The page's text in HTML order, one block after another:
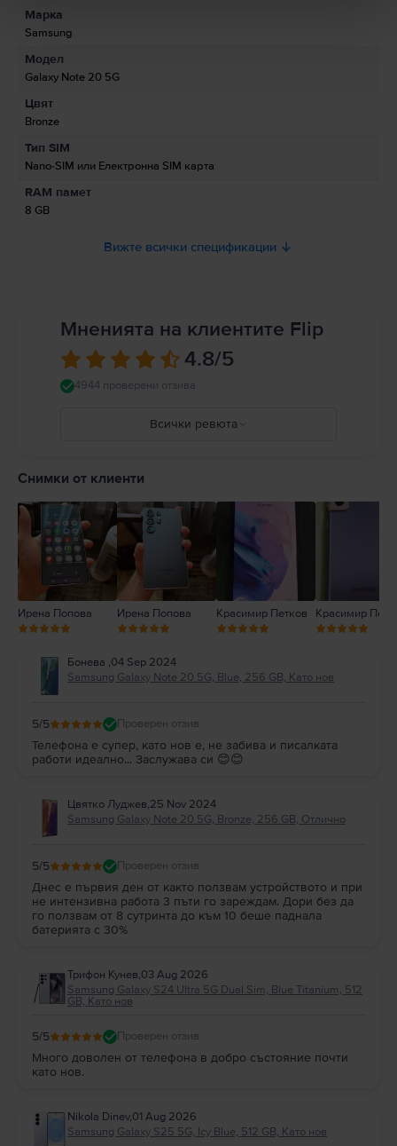
Информация за безопасност на продукта
Информация относно предупрежденията за безопасност
свързани с продукта.
Марка
Samsung
Модел
Galaxy Note 20 5G
Цвят
Bronze
Тип SIM
Nano-SIM или Електронна SIM карта
RAM памет
8 GB
Вижте всички спецификации
Мненията на клиентите Flip
4.8/5
4944 проверени отзива
Всички ревюта
2
Снимки от клиенти
Ирена Попова Ирена Попова Красимир Петков Красимир
Бонева ,04 Sep 2024
Samsung Galaxy Note 20 5G, Blue, 256 GB, Като нов
5/5 Проверен отзив
Телефона е супер, като нов е, не забива и писалката
работи идеално... Заслужава си 😊😊
Цвятко Луджев,25 Nov 2024
Samsung Galaxy Note 20 5G, Bronze, 256 GB, Отлично
5/5 Проверен отзив
Днес е първия ден от както ползвам устройството и при
не интензивна работа 3 пъти го зареждам. Дори без да
го ползвам от 8 сутринта до към 10 беше паднала
батерията с 30%
Трифон Кунев,03 Aug 2026
Samsung Galaxy S24 Ultra 5G Dual Sim, Blue Titanium, 512
GB, Като нов
5/5 Проверен отзив
Много доволен от телефона в добро състояние почти
като нов.
Nikola Dinev,01 Aug 2026
Samsung Galaxy S25 5G, Icy Blue, 512 GB, Като нов